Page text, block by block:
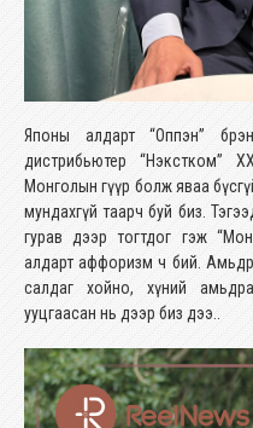
Японы алдарт “Оппэн”
дистрибьютер “Нэкстком”
Монголын гүүр болж яваа
мундахгүй таарч буй биз.
гурав дээр тогтдог гэж
алдарт аффоризм ч бий.
салдаг хойно, хүний
ууцгаасан нь дээр биз дээ..